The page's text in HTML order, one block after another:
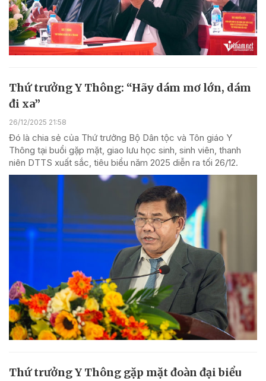
Thứ trưởng Y Thông: “Hãy dám mơ lớn, dám
đi xa”
26/12/2025 21:58
Đó là chia sẻ của Thứ trưởng Bộ Dân tộc và Tôn giáo Y
Thông tại buổi gặp mặt, giao lưu học sinh, sinh viên, thanh
niên DTTS xuất sắc, tiêu biểu năm 2025 diễn ra tối 26/12.
Thứ trưởng Y Thông gặp mặt đoàn đại biểu